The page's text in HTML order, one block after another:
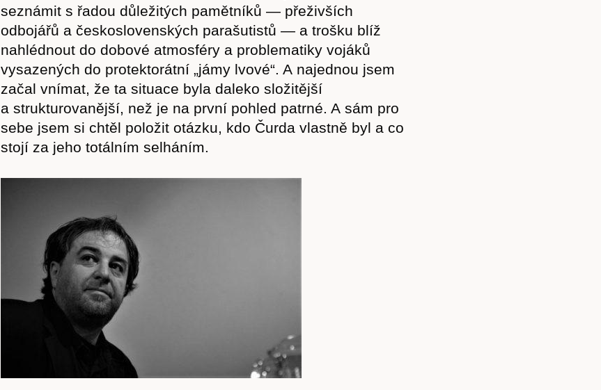
seznámit s řadou důležitých pamětníků — přeživších
odbojářů a československých parašutistů — a trošku blíž
nahlédnout do dobové atmosféry a problematiky vojáků
vysazených do protektorátní „jámy lvové“. A najednou jsem
začal vnímat, že ta situace byla daleko složitější
a strukturovanější, než je na první pohled patrné. A sám pro
sebe jsem si chtěl položit otázku, kdo Čurda vlastně byl a co
stojí za jeho totálním selháním.